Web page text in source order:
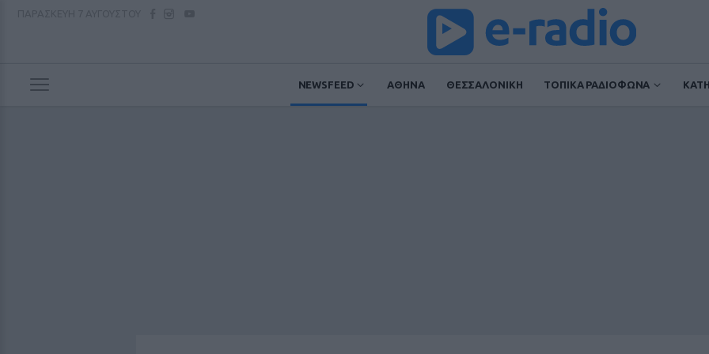
NEWSFEED ΑΘΗΝΑ ΘΕΣΣΑΛΟΝΙΚΗ ΤΟΠΙΚΑ ΡΑΔΙΟΦΩΝΑ